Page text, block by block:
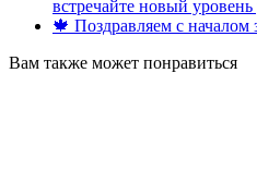
встречайте новый
🍁 Поздравляем с началом
Вам также может понравиться